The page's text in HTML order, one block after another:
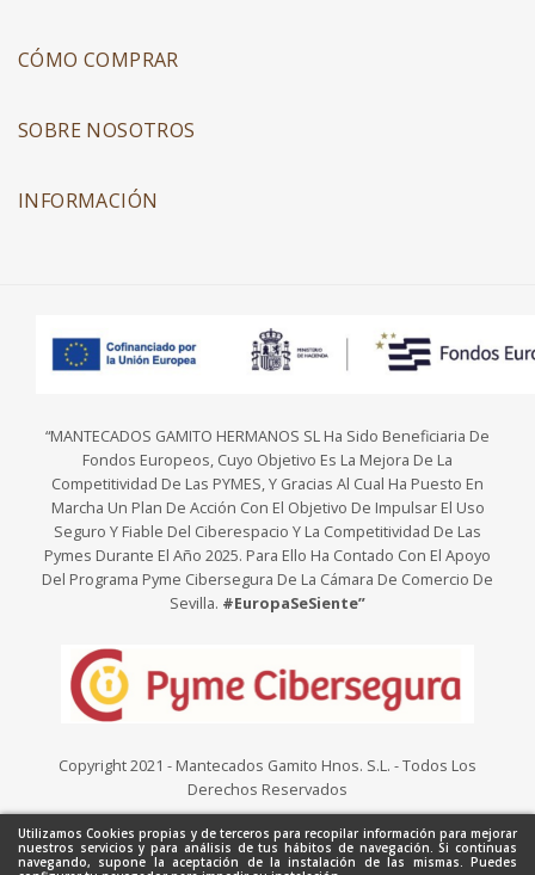
Utilizamos Cookies propias y de terceros para recopilar información para mejorar
nuestros servicios y para análisis de tus hábitos de navegación. Si continuas
navegando, supone la aceptación de la instalación de las mismas. Puedes
CÓMO COMPRAR
SOBRE NOSOTROS
INFORMACIÓN
“MANTECADOS GAMITO HERMANOS SL Ha Sido Beneficiaria De
Fondos Europeos, Cuyo Objetivo Es La Mejora De La
Competitividad De Las PYMES, Y Gracias Al Cual Ha Puesto En
Marcha Un Plan De Acción Con El Objetivo De Impulsar El Uso
Seguro Y Fiable Del Ciberespacio Y La Competitividad De Las
Pymes Durante El Año 2025. Para Ello Ha Contado Con El Apoyo
Del Programa Pyme Cibersegura De La Cámara De Comercio De
Sevilla. #EuropaSeSiente”
Copyright 2021 - Mantecados Gamito Hnos. S.L. - Todos Los
Derechos Reservados